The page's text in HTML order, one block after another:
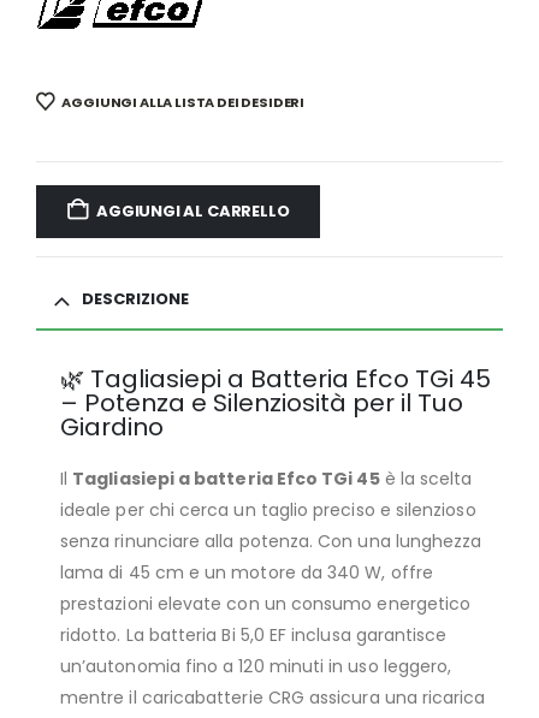
AGGIUNGI ALLA LISTA DEI DESIDERI
AGGIUNGI AL CARRELLO
DESCRIZIONE
🌿 Tagliasiepi a Batteria Efco TGi 45
– Potenza e Silenziosità per il Tuo
Giardino
Il Tagliasiepi a batteria Efco TGi 45è la scelta
ideale per chi cerca un taglio preciso e silenzioso
senza rinunciare alla potenza. Con una lunghezza
lama di 45 cm e un motore da 340 W, offre
prestazioni elevate con un consumo energetico
ridotto. La batteria Bi 5,0 EF inclusa garantisce
un’autonomia fino a 120 minuti in uso leggero,
mentre il caricabatterie CRG assicura una ricarica